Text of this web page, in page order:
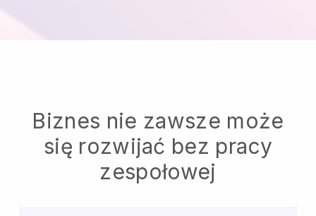
Biznes nie zawsze może
się rozwijać bez pracy
zespołowej